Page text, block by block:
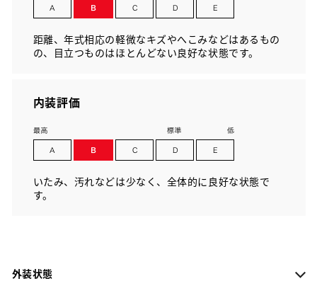
距離、年式相応の軽微なキズやへこみなどはあるもの
の、目立つものはほとんどない良好な状態です。
内装評価
いたみ、汚れなどは少なく、全体的に良好な状態で
す。
外装状態